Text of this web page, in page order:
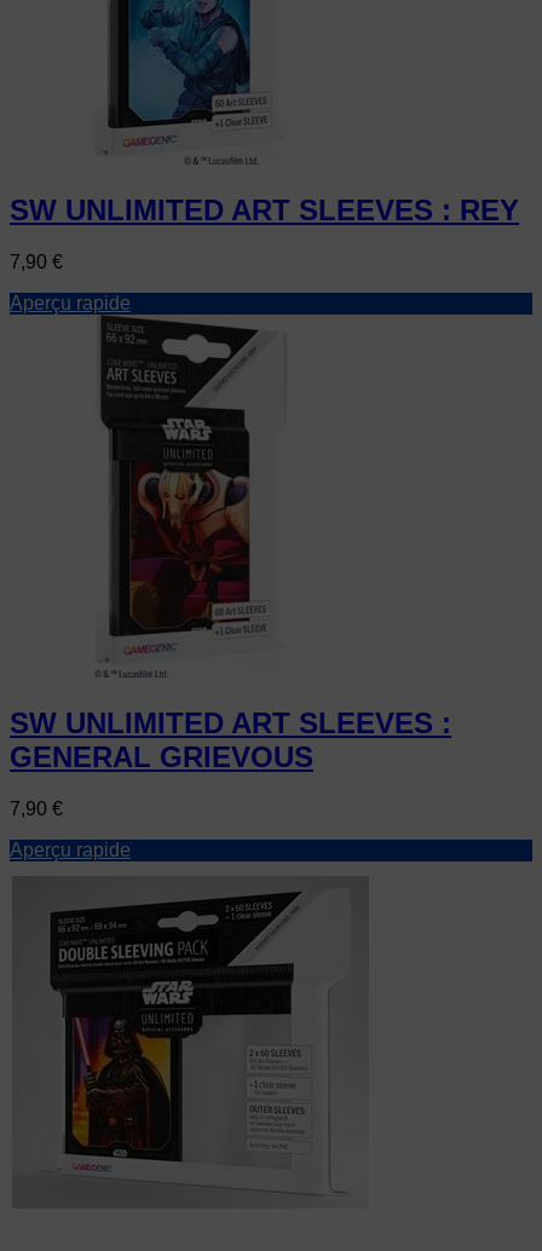
SW UNLIMITED ART SLEEVES : REY
Prix
7,90 €
Aperçu rapide
SW UNLIMITED ART SLEEVES :
GENERAL GRIEVOUS
Prix
7,90 €
Aperçu rapide